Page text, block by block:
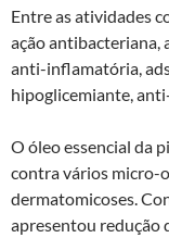
Entre as atividades
ação antibacteriana,
anti-inflamatória,
hipoglicemiante,
O óleo essencial da
contra vários micro-
dermatomicoses.
apresentou redução